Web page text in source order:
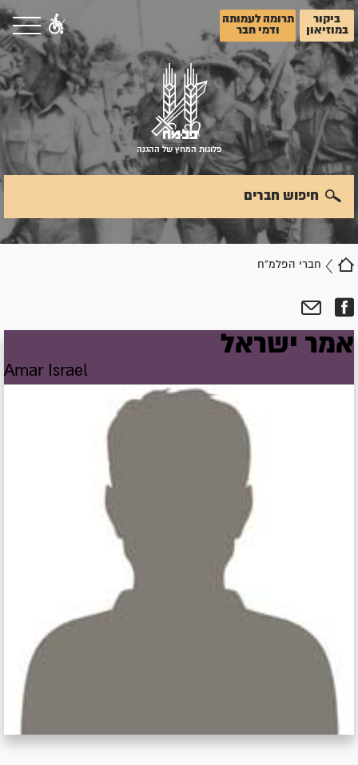
ביקור
במוזיאון
תרומה לעמותה
ודמי חבר
פלוגות המחץ של ההגנה
חברי הפלמ"ח
חיפוש חברים
אמר ישראל
Amar Israel